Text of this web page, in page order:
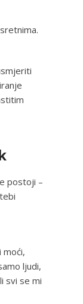
postoji –
moći,
ljudi,
svi se mi